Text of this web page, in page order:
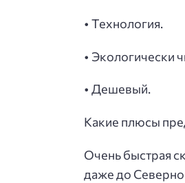
• Технология.
• Экологически
• Дешевый.
Какие плюсы
Очень быстрая
даже до